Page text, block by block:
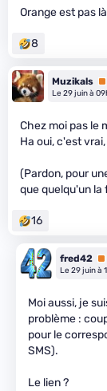
Orange est pas là
8
Muzikals
Le 29 juin à
Chez moi pas le
Ha oui, c'est
(Pardon, pour
que quelqu'un la
16
fred42
Le 29 juin à
Moi aussi, je
problème :
pour le
SMS).
Le lien ?